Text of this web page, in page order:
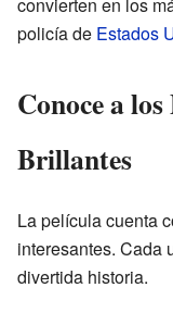
convierten en los
policía de Estados
Conoce a
Brillantes
La película cuenta
interesantes. Cada
divertida historia.